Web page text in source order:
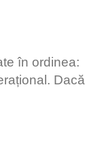
în ordinea:
Dacă